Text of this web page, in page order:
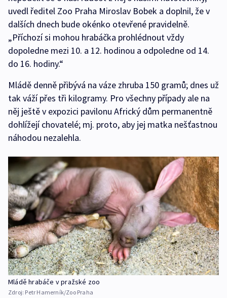
uvedl ředitel Zoo Praha Miroslav Bobek a doplnil, že v
dalších dnech bude okénko otevřené pravidelně.
„Příchozí si mohou hrabáčka prohlédnout vždy
dopoledne mezi 10. a 12. hodinou a odpoledne od 14.
do 16. hodiny.“
Mládě denně přibývá na váze zhruba 150 gramů; dnes už
tak váží přes tři kilogramy. Pro všechny případy ale na
něj ještě v expozici pavilonu Africký dům permanentně
dohlížejí chovatelé; mj. proto, aby jej matka nešťastnou
náhodou nezalehla.
Mládě hrabáče v pražské zoo
Zdroj: Petr Hamerník/Zoo Praha